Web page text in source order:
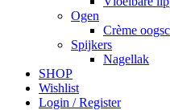
Ogen
Crème
Spijkers
Nagellak
SHOP
Wishlist
Login / Register